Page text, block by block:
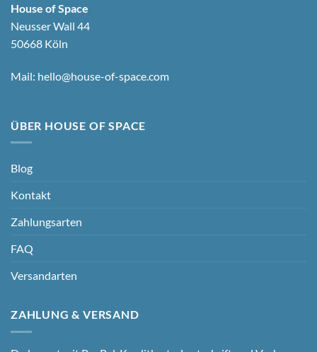
House of Space
Neusser Wall 44
50668 Köln
Mail: hello@house-of-space.com
ÜBER HOUSE OF SPACE
Blog
Kontakt
Zahlungsarten
FAQ
Versandarten
ZAHLUNG & VERSAND